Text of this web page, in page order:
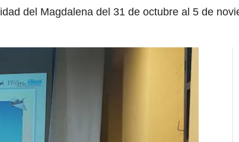
del Magdalena del 31 de octubre al 5 de